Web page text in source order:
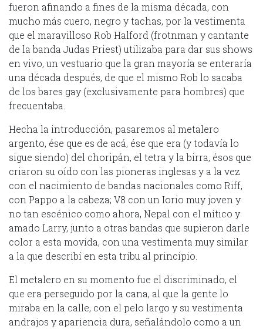
fueron afinando a fines de la misma década, con
mucho más cuero, negro y tachas, por la vestimenta
que el maravilloso Rob Halford (frotnman y cantante
de la banda Judas Priest) utilizaba para dar sus shows
en vivo, un vestuario que la gran mayoría se enteraría
una década después, de que el mismo Rob lo sacaba
de los bares gay (exclusivamente para hombres) que
frecuentaba.
Hecha la introducción, pasaremos al metalero
argento, ése que es de acá, ése que era (y todavía lo
sigue siendo) del choripán, el tetra y la birra, ésos que
criaron su oído con las pioneras inglesas y a la vez
con el nacimiento de bandas nacionales como Riff,
con Pappo a la cabeza; V8 con un Iorio muy joven y
no tan escénico como ahora, Nepal con el mítico y
amado Larry, junto a otras bandas que supieron darle
color a esta movida, con una vestimenta muy similar
a la que describí en esta tribu al principio.
El metalero en su momento fue el discriminado, el
que era perseguido por la cana, al que la gente lo
miraba en la calle, con el pelo largo y su vestimenta
andrajos y apariencia dura, señalándolo como a un